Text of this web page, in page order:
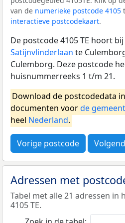
van de numerieke postcode 4105
interactieve postcodekaart.
De postcode 4105 TE hoort
Satijnvlinderlaan te
Culemborg. Deze postcode
huisnummerreeks 1 t/m 21.
Download de postcodedata
documenten voorde
heel Nederland.
Vorige postcode
Adressen met
Tabel met alle 21 adressen in
4105 TE.